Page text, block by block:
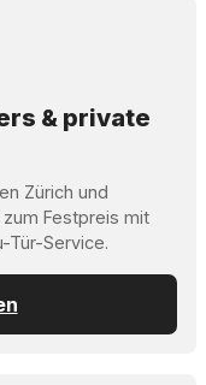
& private
Zürich und
Festpreis mit
Tür-Service.